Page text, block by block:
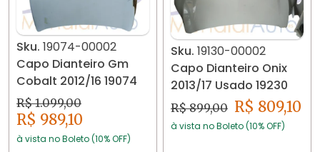
Sku. 19074-00002
Capo Dianteiro Gm
Cobalt 2012/16 19074
R$ 1.099,00
R$ 989,10
à vista no Boleto (10% OFF)
Sku. 19130-00002
Capo Dianteiro Onix
2013/17 Usado 19230
R$ 899,00 R$ 809,10
à vista no Boleto (10% OFF)